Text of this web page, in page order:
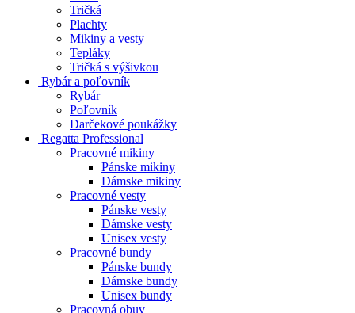
Tričká
Plachty
Mikiny a vesty
Tepláky
Tričká s výšivkou
Rybár a poľovník
Rybár
Poľovník
Darčekové poukážky
Regatta Professional
Pracovné mikiny
Pánske mikiny
Dámske mikiny
Pracovné vesty
Pánske vesty
Dámske vesty
Unisex vesty
Pracovné bundy
Pánske bundy
Dámske bundy
Unisex bundy
Pracovná obuv